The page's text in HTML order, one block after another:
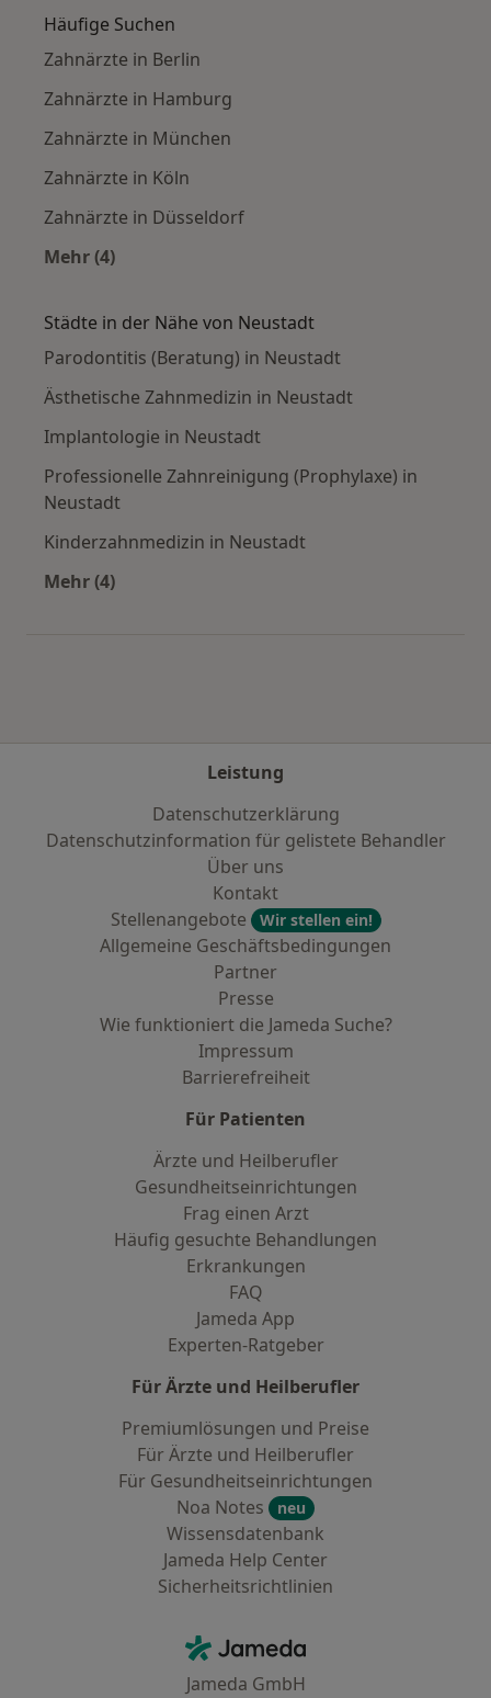
Häufige Suchen
Zahnärzte in Berlin
Zahnärzte in Hamburg
Zahnärzte in München
Zahnärzte in Köln
Zahnärzte in Düsseldorf
Mehr (4)
Städte in der Nähe von Neustadt
Parodontitis (Beratung) in Neustadt
Ästhetische Zahnmedizin in Neustadt
Implantologie in Neustadt
Professionelle Zahnreinigung (Prophylaxe) in
Neustadt
Kinderzahnmedizin in Neustadt
Mehr (4)
Leistung
Datenschutzerklärung
Datenschutzinformation für gelistete Behandler
Über uns
Kontakt
Stellenangebote
Wir stellen ein!
Allgemeine Geschäftsbedingungen
Partner
Presse
Wie funktioniert die Jameda Suche?
Impressum
Barrierefreiheit
Für Patienten
Ärzte und Heilberufler
Gesundheitseinrichtungen
Frag einen Arzt
Häufig gesuchte Behandlungen
Erkrankungen
FAQ
Jameda App
Experten-Ratgeber
Für Ärzte und Heilberufler
Premiumlösungen und Preise
Für Ärzte und Heilberufler
Für Gesundheitseinrichtungen
Noa Notes
neu
Wissensdatenbank
Jameda Help Center
Sicherheitsrichtlinien
Jameda - Startseite
Jameda GmbH